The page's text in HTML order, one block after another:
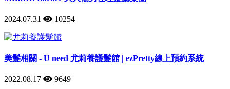
2024.07.31 10254
美髮相關 - U need 尤莉養護髮館 | ezPretty線上預約系統
2022.08.17 9649